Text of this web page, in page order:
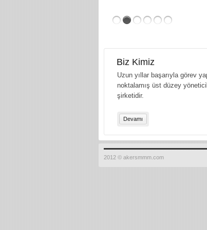
Biz Kimiz
Uzun yıllar başarıyla görev
noktalamış üst düzey
şirketidir.
Devamı
2012 © akersmmm.com